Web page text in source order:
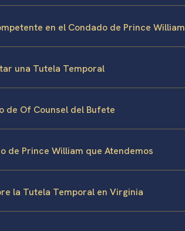
en el Condado de Prince William
una Tutela Temporal
de Of Counsel del Bufete
de Prince William que Atendemos
la Tutela Temporal en Virginia